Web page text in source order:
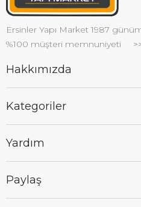
Ersinler Yapı Market 1987
%100 müşteri memnuniyeti
Hakkımızda
Kategoriler
Yardım
Paylaş